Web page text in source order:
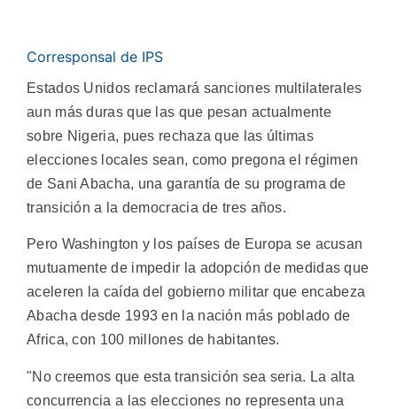
Corresponsal de IPS
Estados Unidos reclamará sanciones multilaterales
aun más duras que las que pesan actualmente
sobre Nigeria, pues rechaza que las últimas
elecciones locales sean, como pregona el régimen
de Sani Abacha, una garantía de su programa de
transición a la democracia de tres años.
Pero Washington y los países de Europa se acusan
mutuamente de impedir la adopción de medidas que
aceleren la caída del gobierno militar que encabeza
Abacha desde 1993 en la nación más poblado de
Africa, con 100 millones de habitantes.
"No creemos que esta transición sea seria. La alta
concurrencia a las elecciones no representa una